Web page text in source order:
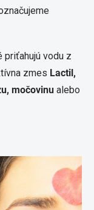
priťahujú vodu z
zmes Lactil,
močovinu alebo